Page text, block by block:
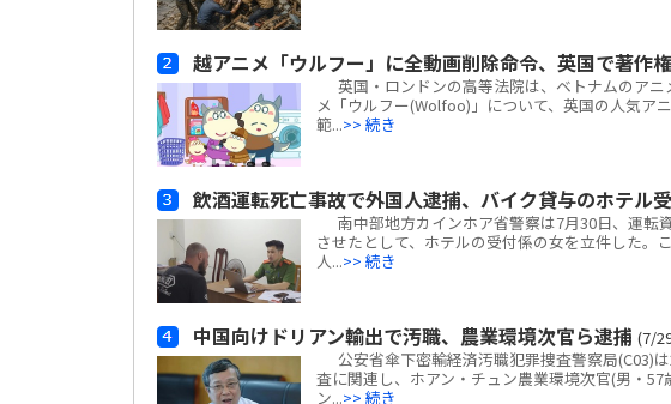
越アニメ「ウルフー」に全動画削除命令、英国で著作
英国・ロンドンの高等法院は、ベトナムのア
メ「ウルフー(Wolfoo)」について、英国の人気ア
範...>> 続き
飲酒運転死亡事故で外国人逮捕、バイク貸与のホテル
南中部地方カインホア省警察は7月30日、運転
させたとして、ホテルの受付係の女を立件した
人...>> 続き
中国向けドリアン輸出で汚職、農業環境次官ら逮捕 (7/
公安省傘下密輸経済汚職犯罪捜査警察局(C03)
査に関連し、ホアン・チュン農業環境次官(男・
ン...>> 続き